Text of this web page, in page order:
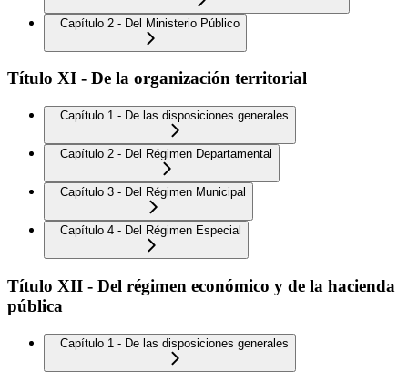
Capítulo 2 - Del Ministerio Público
Título XI - De la organización territorial
Capítulo 1 - De las disposiciones generales
Capítulo 2 - Del Régimen Departamental
Capítulo 3 - Del Régimen Municipal
Capítulo 4 - Del Régimen Especial
Título XII - Del régimen económico y de la hacienda
pública
Capítulo 1 - De las disposiciones generales